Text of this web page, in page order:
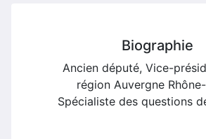
Biographie
Ancien député, Vice-
région Auvergne
Spécialiste des questions